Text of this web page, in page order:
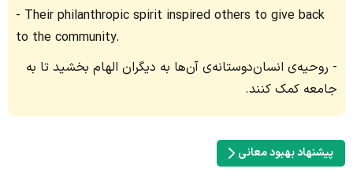
Their philanthropic spirit inspired others to give back
to the community.
روحیه‌ی انسان‌دوستانه‌ی آن‌ها به دیگران الهام بخشید تا به
جامعه کمک کنند.
پیشنهاد بهبود معانی